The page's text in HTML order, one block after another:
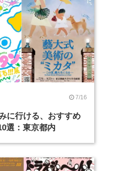
7/16
に行ける、おすすめ
選：東京都内